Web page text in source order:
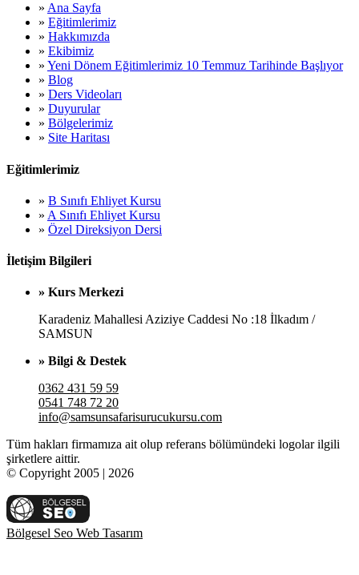
» Ana Sayfa
» Eğitimlerimiz
» Hakkımızda
» Ekibimiz
» Yeni Dönem Eğitimlerimiz 10 Temmuz Tarihinde Başlıyor
» Blog
» Ders Videoları
» Duyurular
» Bölgelerimiz
» Site Haritası
Eğitimlerimiz
» B Sınıfı Ehliyet Kursu
» A Sınıfı Ehliyet Kursu
» Özel Direksiyon Dersi
İletişim Bilgileri
» Kurs Merkezi
Karadeniz Mahallesi Aziziye Caddesi No :18 İlkadım /
SAMSUN
» Bilgi & Destek
0362 431 59 59
0541 748 72 20
info@samsunsafarisurucukursu.com
Tüm hakları firmamıza ait olup referans bölümündeki logolar ilgili
şirketlere aittir.
© Copyright 2005 | 2026
Bölgesel Seo Web Tasarım